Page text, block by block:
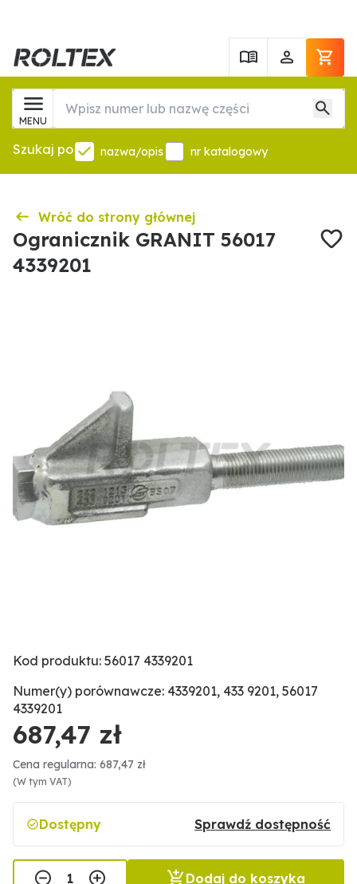
MENU
Szukaj po nazwa/opis nr katalogowy
Wróć do strony głównej
Ogranicznik GRANIT 56017
4339201
Kod produktu: 56017 4339201
Numer(y) porównawcze: 4339201, 433 9201, 56017
4339201
687,47 zł
Cena regularna: 687,47 zł
(W tym VAT)
Dostępny Sprawdź dostępność
Dodaj do koszyka